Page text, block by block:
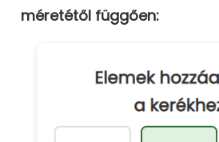
méretétől függően: